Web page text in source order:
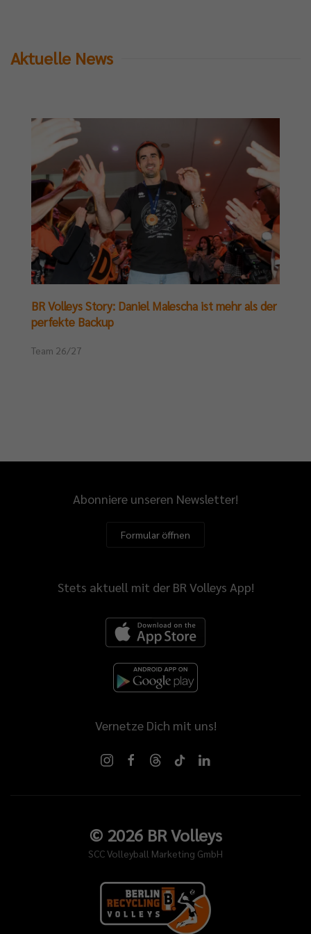
Aktuelle News
BR Volleys Story: Daniel Malescha ist mehr als der
perfekte Backup
Team 26/27
Abonniere unseren Newsletter!
Formular öffnen
Stets aktuell mit der BR Volleys App!
Vernetze Dich mit uns!
© 2026BR Volleys
SCC Volleyball Marketing GmbH